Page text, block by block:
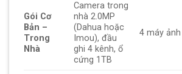
Gói Cơ
Bản –
Trong
Nhà
Camera trong
nhà 2.0MP
(Dahua hoặc
Imou), đầu
ghi 4 kênh, ổ
cứng 1TB
4 máy ảnh